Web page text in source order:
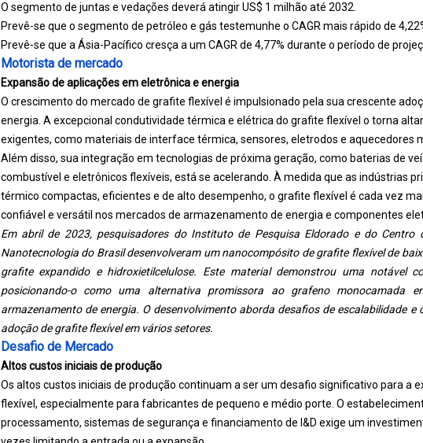
O segmento de juntas e vedações deverá atingir US$ 1 milhão até 2032.
Prevê-se que o segmento de petróleo e gás testemunhe o CAGR mais rápido de
Prevê-se que a Ásia-Pacífico cresça a um CAGR de 4,77% durante o período de
Motorista de mercado
Expansão de aplicações em eletrônica e energia
O crescimento do mercado de grafite flexível é impulsionado pela sua crescente
energia. A excepcional condutividade térmica e elétrica do grafite flexível o torna
exigentes, como materiais de interface térmica, sensores, eletrodos e aquecedores
Além disso, sua integração em tecnologias de próxima geração, como baterias de
combustível e eletrônicos flexíveis, está se acelerando. À medida que as indústrias
térmico compactas, eficientes e de alto desempenho, o grafite flexível é cada vez
confiável e versátil nos mercados de armazenamento de energia e componentes
Em abril de 2023, pesquisadores do Instituto de Pesquisa Eldorado e do Centro
Nanotecnologia do Brasil desenvolveram um nanocompósito de grafite flexível de
grafite expandido e hidroxietilcelulose. Este material demonstrou uma notável
posicionando-o como uma alternativa promissora ao grafeno monocamada
armazenamento de energia. O desenvolvimento aborda desafios de escalabilidade
adoção de grafite flexível em vários setores.
Desafio de Mercado
Altos custos iniciais de produção
Os altos custos iniciais de produção continuam a ser um desafio significativo para a
flexível, especialmente para fabricantes de pequeno e médio porte. O
processamento, sistemas de segurança e financiamento de I&D exige um